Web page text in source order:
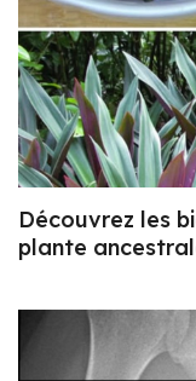
Découvrez les
plante